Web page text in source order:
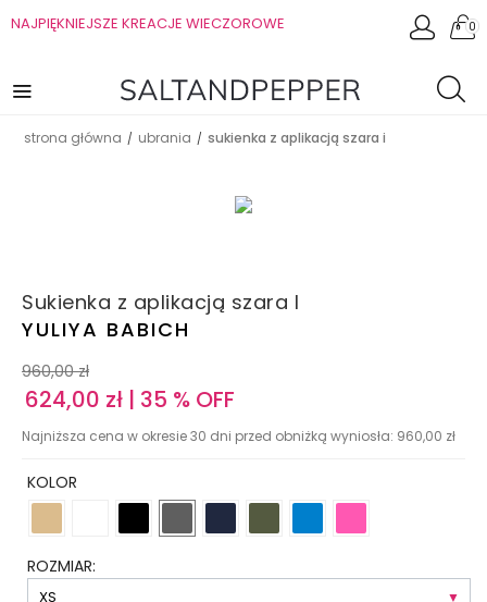
NAJPIĘKNIEJSZE KREACJE WIECZOROWE 0
strona główna / ubrania / sukienka z aplikacją szara i
Sukienka z aplikacją szara I
YULIYA BABICH
960,00 zł
624,00 zł | 35 % OFF
Najniższa cena w okresie 30 dni przed obniżką wyniosła: 960,00 zł
KOLOR
ROZMIAR: